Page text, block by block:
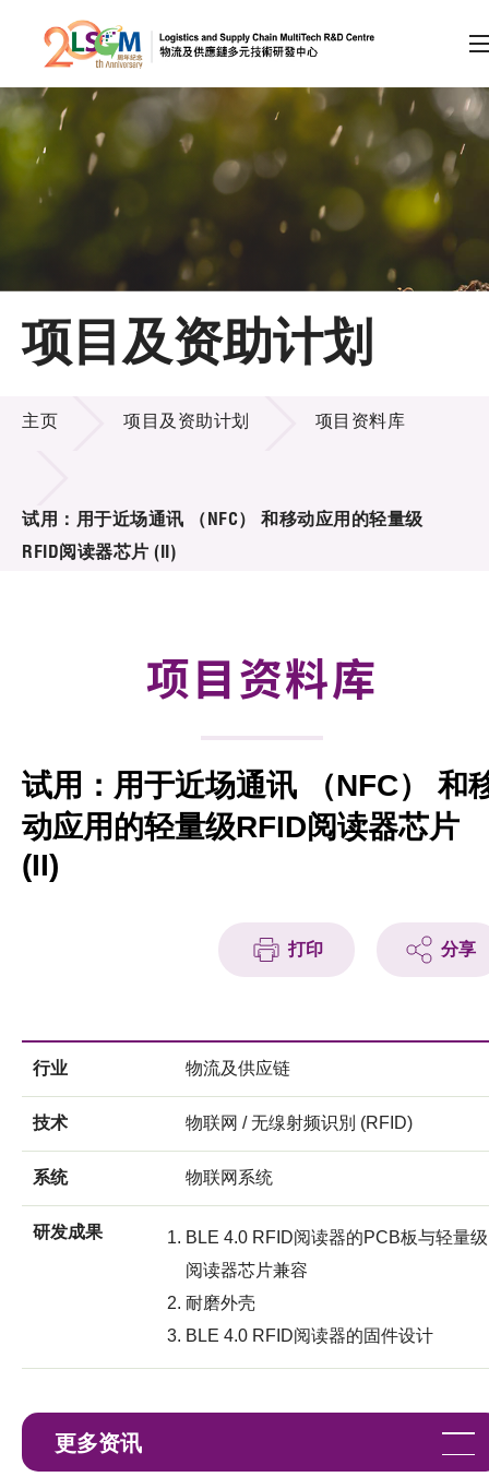
跳到内容（按回车键）
会员登录
A A EN 繁 简
主页
关于LSCM
技术商品化
合作计划
征求研发项目计划书
项目伙伴
活动及消息
项目及资助计划
项目及资助计划
主页 项目及资助计划 项目资料库
试用：用于近场通讯 （NFC） 和移动应用的轻量级
RFID阅读器芯片 (II)
项目资料库
试用：用于近场通讯 （NFC） 和
动应用的轻量级RFID阅读器芯片
(II)
打印 分享
行业 物流及供应链
技术 物联网 / 无缐射频识別 (RFID)
系统 物联网系统
研发成果
BLE 4.0 RFID阅读器的PCB板与轻量级
阅读器芯片兼容
耐磨外壳
BLE 4.0 RFID阅读器的固件设计
更多资讯